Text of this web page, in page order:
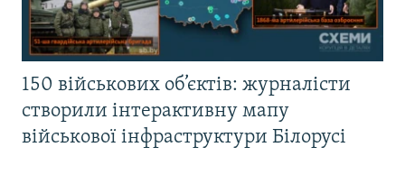
150 військових об’єктів: журналісти
створили інтерактивну мапу
військової інфраструктури Білорусі